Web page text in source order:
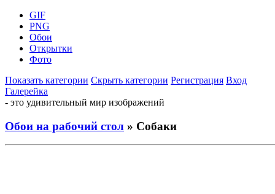
GIF
PNG
Обои
Открытки
Фото
Показать категории Скрыть категории Регистрация Вход
Галерейка
- это удивительный мир изображений
Обои на рабочий стол » Собаки